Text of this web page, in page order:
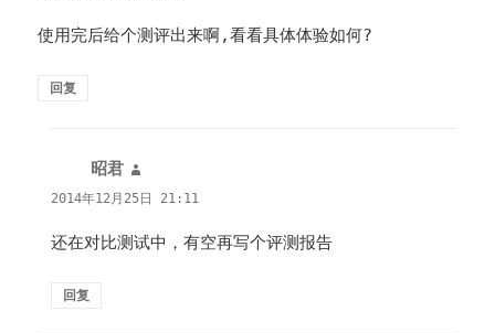
使用完后给个测评出来啊,看看具体体验如何?
回复
昭君
道：
2014年12月25日 21:11
还在对比测试中，有空再写个评测报告
回复